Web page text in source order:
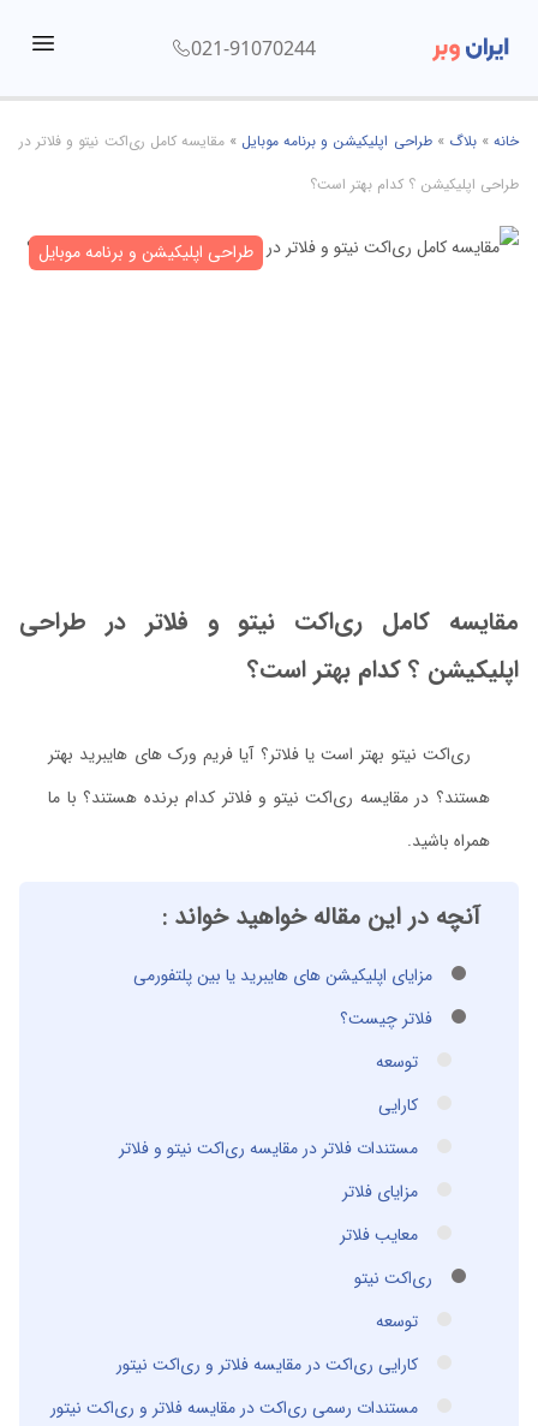
021-91070244
خانه »بلاگ »طراحی اپلیکیشن و برنامه موبایل »مقایسه کامل ری‌اکت نیتو و فلاتر در
طراحی اپلیکیشن ؟ کدام بهتر است؟
طراحی اپلیکیشن و برنامه موبایل
مقایسه کامل ری‌اکت نیتو و فلاتر در طراحی
اپلیکیشن ؟ کدام بهتر است؟
ری‌اکت نیتو بهتر است یا فلاتر؟ آیا فریم ورک های هایبرید بهتر
هستند؟ در مقایسه ری‌اکت نیتو و فلاتر کدام برنده هستند؟ با ما
همراه باشید.
آنچه در این مقاله خواهید خواند :
مزایای اپلیکیشن های هایبرید یا بین پلتفورمی
فلاتر چیست؟
توسعه
کارایی
مستندات فلاتر در مقایسه ری‌اکت نیتو و فلاتر
مزایای فلاتر
معایب فلاتر
ری‌اکت نیتو
توسعه
کارایی ری‌اکت در مقایسه فلاتر و ری‌اکت نیتور
مستندات رسمی ری‌اکت در مقایسه فلاتر و ری‌اکت نیتور